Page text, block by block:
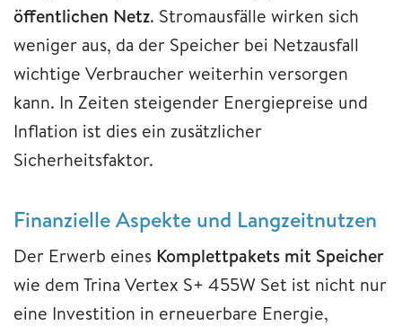
öffentlichen Netz. Stromausfälle wirken sich
weniger aus, da der Speicher bei Netzausfall
wichtige Verbraucher weiterhin versorgen
kann. In Zeiten steigender Energiepreise und
Inflation ist dies ein zusätzlicher
Sicherheitsfaktor.
Finanzielle Aspekte und Langzeitnutzen
Der Erwerb eines Komplettpakets mit Speicher
wie dem Trina Vertex S+ 455W Set ist nicht nur
eine Investition in erneuerbare Energie,